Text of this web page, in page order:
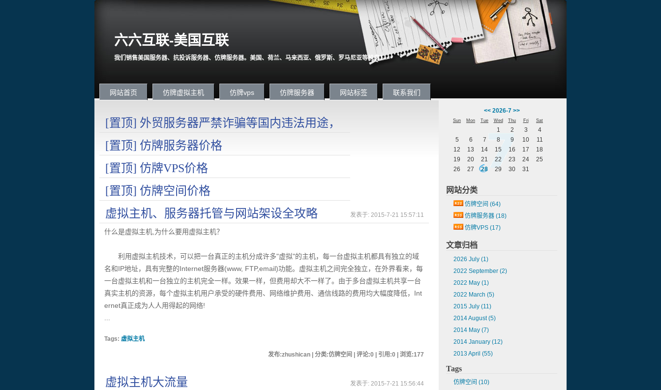
六六互联-美国互联
我们销售美国服务器、抗投诉服务器、仿牌服务器。美国、荷兰、马来西亚、俄罗斯、罗马尼亚等机房！
网站首页 仿牌虚拟主机 仿牌vps 仿牌服务器 网站标签 联系我们
[置顶] 外贸服务器严禁诈骗等国内违法用途，
国内在严打诈骗。
[置顶] 仿牌服务器价格
[置顶] 仿牌VPS价格
[置顶] 仿牌空间价格
虚拟主机、服务器托管与网站架设全攻略
发表于: 2015-7-21 15:57:11
什么是虚拟主机,为什么要用虚拟主机？
利用虚拟主机技术，可以把一台真正的主机分成许多"虚拟"的主机，每一台虚拟主机都具有独立的域
名和IP地址，具有完整的Internet服务器(www, FTP,email)功能。虚拟主机之间完全独立，在外界看来，每
一台虚拟主机和一台独立的主机完全一样。效果一样，但费用却大不一样了。由于多台虚拟主机共享一台
真实主机的资源，每个虚拟主机用户承受的硬件费用、网络维护费用、通信线路的费用均大幅度降低，Int
ernet真正成为人人用得起的网络!
Tags: 虚拟主机
发布:zhushican | 分类:仿牌空间 | 评论:0 | 引用:0 | 浏览:177
虚拟主机大流量 发表于: 2015-7-21 15:56:44
<< 2026-7 >>
Sun Mon Tue Wed Thu Fri Sat
1 2 3
4
5
6 7 8 9 10
11
12
13 14 15 16 17
18
19
20 21 22 23 24
25
26
27 28 29 30 31
网站分类
仿牌空间 (64)
仿牌服务器 (18)
仿牌VPS (17)
文章归档
2026 July (1)
2022 September (2)
2022 May (1)
2022 March (5)
2015 July (11)
2014 August(5)
2014 May (7)
2014 January (12)
2013 April (55)
Tags
仿牌空间 (10)